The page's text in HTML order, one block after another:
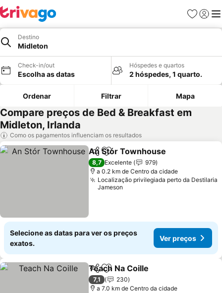
Favoritos
Iniciar
Destino
Midleton
Check-in/out
Escolha as datas
Hóspedes e quartos
2 hóspedes, 1 quarto.
Ordenar Filtrar Mapa
Compare preços de Bed & Breakfast em
Midleton, Irlanda
Como os pagamentos influenciam os resultados
PartilharAdicionar aos favoritos
An Stór Townhouse
8,7 Excelente
979
a 0.2 km de Centro da cidade
Localização privilegiada perto da Destilaria
Jameson
Selecione as datas para ver os preços
exatos.
Ver preços
PartilharAdicionar aos favoritos
Teach Na Coille
7,1
230
a 7.0 km de Centro da cidade